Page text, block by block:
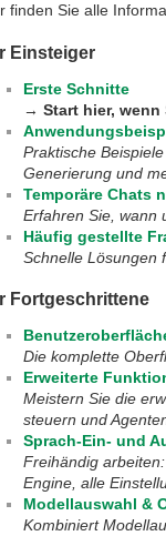
finden Sie alle
Einsteiger
Erste Schnitte
→ Start hier,
Praktische
Generierung und
Temporäre Chats
Erfahren Sie, wann
Häufig gestellte
Schnelle Lösungen
Fortgeschrittene
Die komplette
Erweiterte
Meistern Sie die
steuern und
Sprach-Ein- und
Freihändig
Engine, alle
Modellauswahl &
Kombiniert